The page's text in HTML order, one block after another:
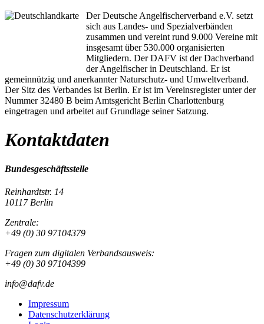
Der Deutsche Angelfischerverband e.V. setzt
sich aus Landes- und Spezialverbänden
zusammen und vereint rund 9.000 Vereine mit
insgesamt über 530.000 organisierten
Mitgliedern. Der DAFV ist der Dachverband
der Angelfischer in Deutschland. Er ist
gemeinnützig und anerkannter Naturschutz- und Umweltverband.
Der Sitz des Verbandes ist Berlin. Er ist im Vereinsregister unter der
Nummer 32480 B beim Amtsgericht Berlin Charlottenburg
eingetragen und arbeitet auf Grundlage seiner Satzung.
Kontaktdaten
Bundesgeschäftsstelle
Reinhardtstr. 14
10117 Berlin
Zentrale:
+49 (0) 30 97104379
Fragen zum digitalen Verbandsausweis:
+49 (0) 30 97104399
info@dafv.de
Impressum
Datenschutzerklärung